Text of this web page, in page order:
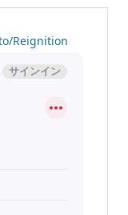
Reignition